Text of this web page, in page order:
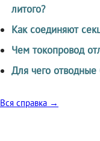
литого?
Как соединяют
Чем токопровод
Для чего
Вся справка →